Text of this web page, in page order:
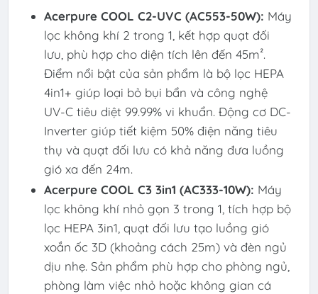
Acerpure COOL C2-UVC (AC553-50W): Máy
lọc không khí 2 trong 1, kết hợp quạt đối
lưu, phù hợp cho diện tích lên đến 45m².
Điểm nổi bật của sản phẩm là bộ lọc HEPA
4in1+ giúp loại bỏ bụi bẩn và công nghệ
UV-C tiêu diệt 99.99% vi khuẩn. Động cơ DC-
Inverter giúp tiết kiệm 50% điện năng tiêu
thụ và quạt đối lưu có khả năng đưa luồng
gió xa đến 24m.
Acerpure COOL C3 3in1 (AC333-10W): Máy
lọc không khí nhỏ gọn 3 trong 1, tích hợp bộ
lọc HEPA 3in1, quạt đối lưu tạo luồng gió
xoắn ốc 3D (khoảng cách 25m) và đèn ngủ
dịu nhẹ. Sản phẩm phù hợp cho phòng ngủ,
phòng làm việc nhỏ hoặc không gian cá